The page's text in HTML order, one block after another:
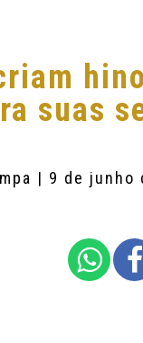
suas
| 9 de junho